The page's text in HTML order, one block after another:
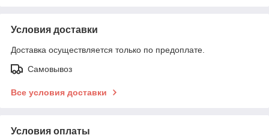
Условия доставки
Доставка осуществляется только по предоплате.
Самовывоз
Все условия доставки
Условия оплаты